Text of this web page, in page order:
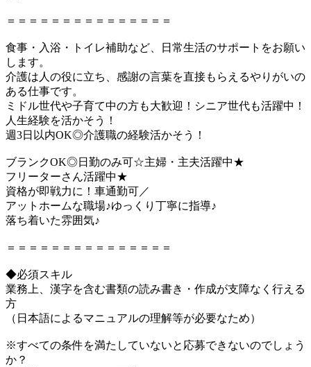
＝＝＝＝＝＝＝＝＝＝＝＝＝＝＝
食事・入浴・トイレ補助など、日常生活のサポートをお願い
します。
介護は人の役に立ち、感謝の言葉を直接もらえるやりがいの
ある仕事です。
ミドル世代や子育て中の方も大歓迎！シニア世代も活躍中！
人生経験を活かそう！
週3日以内OK◎介護職の経験活かそう！
ブランクOK◎日勤のみ可☆主婦・主夫活躍中★
フリーターさん活躍中★
資格が即戦力に！車通勤可／
アットホームな職場♪ゆっくり丁寧に指導♪
落ち着いた雰囲気♪
＝＝＝＝＝＝＝＝＝＝＝＝＝＝＝
◆必須スキル
業務上、漢字を含む書類の読み書き・作成が支障なく行える
方
（日本語によるマニュアルの理解等が必要なため）
※すべての条件を満たしていないと応募できないのでしょう
か？